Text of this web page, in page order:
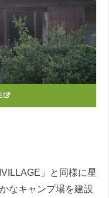
」と同様に星
なキャンプ場を建設